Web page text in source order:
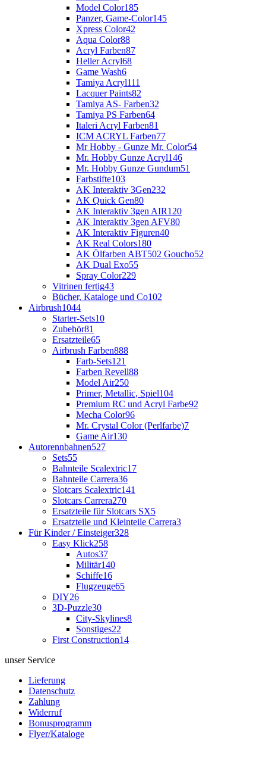
Model Color185
Panzer, Game-Color145
Xpress Color42
Aqua Color88
Acryl Farben87
Heller Acryl68
Game Wash6
Tamiya Acryl111
Lacquer Paints82
Tamiya AS- Farben32
Tamiya PS Farben64
Italeri Acryl Farben81
ICM ACRYL Farben77
Mr Hobby - Gunze Mr. Color54
Mr. Hobby Gunze Acryl146
Mr. Hobby Gunze Gundum51
Farbstifte103
AK Interaktiv 3Gen232
AK Quick Gen80
AK Interaktiv 3gen AIR120
AK Interaktiv 3gen AFV80
AK Interaktiv Figuren40
AK Real Colors180
AK Ölfarben ABT502 Goucho52
AK Dual Exo55
Spray Color229
Vitrinen fertig43
Bücher, Kataloge und Co102
Airbrush1044
Starter-Sets10
Zubehör81
Ersatzteile65
Airbrush Farben888
Farb-Sets121
Farben Revell88
Model Air250
Primer, Metallic, Spiel104
Premium RC und Acryl Farbe92
Mecha Color96
Mr. Crystal Color (Perlfarbe)7
Game Air130
Autorennbahnen527
Sets55
Bahnteile Scalextric17
Bahnteile Carrera36
Slotcars Scalextric141
Slotcars Carrera270
Ersatzteile für Slotcars SX5
Ersatzteile und Kleinteile Carrera3
Für Kinder / Einsteiger328
Easy Klick258
Autos37
Militär140
Schiffe16
Flugzeuge65
DIY26
3D-Puzzle30
City-Skylines8
Sonstiges22
First Construction14
unser Service
Lieferung
Datenschutz
Zahlung
Widerruf
Bonusprogramm
Flyer/Kataloge